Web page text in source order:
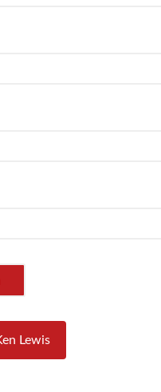
Lewis